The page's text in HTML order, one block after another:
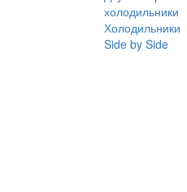
холодильники
Холодильники
Side by Side